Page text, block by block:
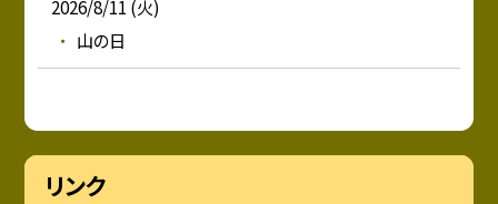
2026/8/11 (火)
山の日
リンク